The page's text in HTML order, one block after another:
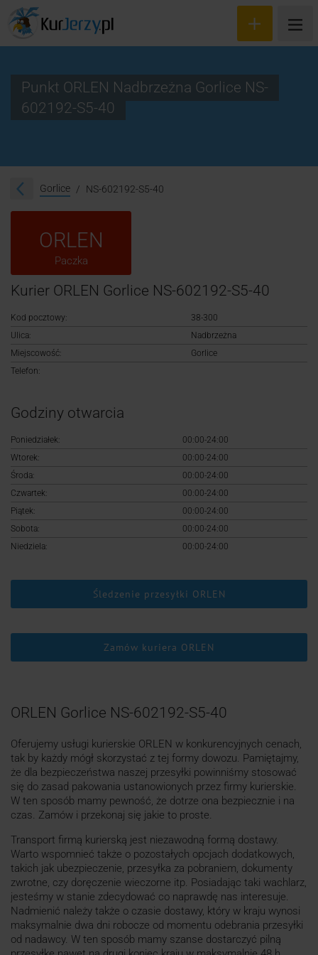
Śledzenie przesyłki
Punkt ORLEN Nadbrzeżna Gorlice NS-
602192-S5-40
Gorlice NS-602192-S5-40
ORLEN
Paczka
Kurier ORLEN Gorlice NS-602192-S5-40
Kod pocztowy:
38-300
Ulica:
Nadbrzeżna
Miejscowość:
Gorlice
Telefon:
Godziny otwarcia
Poniedziałek:
00:00-24:00
Wtorek:
00:00-24:00
Środa:
00:00-24:00
Czwartek:
00:00-24:00
Piątek:
00:00-24:00
Sobota:
00:00-24:00
Niedziela:
00:00-24:00
Śledzenie przesyłki ORLEN
Zamów kuriera ORLEN
ORLEN Gorlice NS-602192-S5-40
Oferujemy usługi kurierskie ORLEN w konkurencyjnych cenach,
tak by każdy mógł skorzystać z tej formy dowozu. Pamiętajmy,
że dla bezpieczeństwa naszej przesyłki powinniśmy stosować
się do zasad pakowania ustanowionych przez firmy kurierskie.
W ten sposób mamy pewność, że dotrze ona bezpiecznie i na
czas. Zamów i przekonaj się jakie to proste.
Transport firmą kurierską jest niezawodną formą dostawy.
Warto wspomnieć także o pozostałych opcjach dodatkowych,
takich jak ubezpieczenie, przesyłka za pobraniem, dokumenty
zwrotne, czy doręczenie wieczorne itp. Posiadając taki wachlarz,
jesteśmy w stanie zdecydować co naprawdę nas interesuje.
Nadmienić należy także o czasie dostawy, który w kraju wynosi
maksymalnie dwa dni robocze od momentu odebrania przesyłki
od nadawcy. W ten sposób mamy szanse dostarczyć pilną